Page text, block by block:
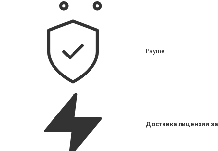
Payme
Доставка лицензии за